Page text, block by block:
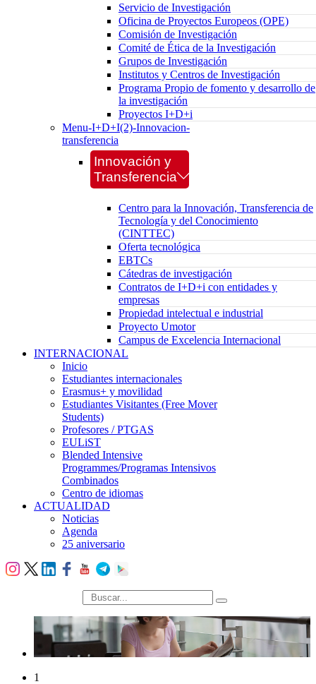
Servicio de Investigación
Oficina de Proyectos Europeos (OPE)
Comisión de Investigación
Comité de Ética de la Investigación
Grupos de Investigación
Institutos y Centros de Investigación
Programa Propio de fomento y desarrollo de
la investigación
Proyectos I+D+i
Menu-I+D+I(2)-Innovacion-
transferencia
Innovación y
Transferencia
Centro para la Innovación, Transferencia de
Tecnología y del Conocimiento
(CINTTEC)
Oferta tecnológica
EBTCs
Cátedras de investigación
Contratos de I+D+i con entidades y
empresas
Propiedad intelectual e industrial
Proyecto Umotor
Campus de Excelencia Internacional
INTERNACIONAL
Inicio
Estudiantes internacionales
Erasmus+ y movilidad
Estudiantes Visitantes (Free Mover
Students)
Profesores / PTGAS
EULiST
Blended Intensive
Programmes/Programas Intensivos
Combinados
Centro de idiomas
ACTUALIDAD
Noticias
Agenda
25 aniversario
búsqueda
1